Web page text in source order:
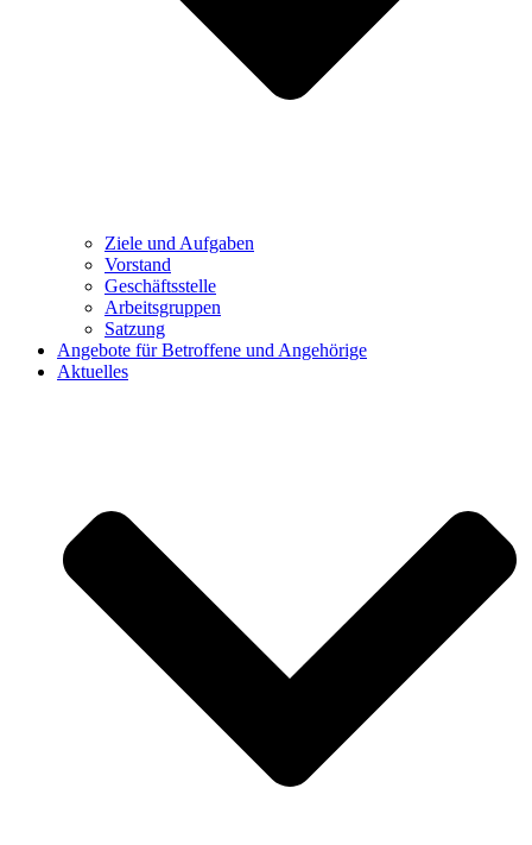
Ziele und Aufgaben
Vorstand
Geschäftsstelle
Arbeitsgruppen
Satzung
Angebote für Betroffene und Angehörige
Aktuelles